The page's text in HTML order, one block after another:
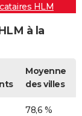
HLM
à la
Moyenne
des villes
78,6 %